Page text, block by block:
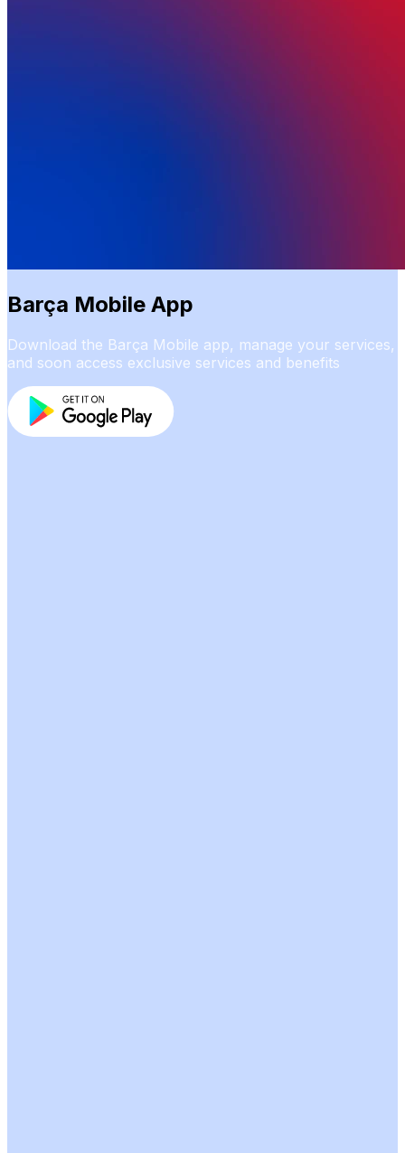
Barça Mobile App
Download the Barça Mobile app, manage your services,
and soon access exclusive services and benefits